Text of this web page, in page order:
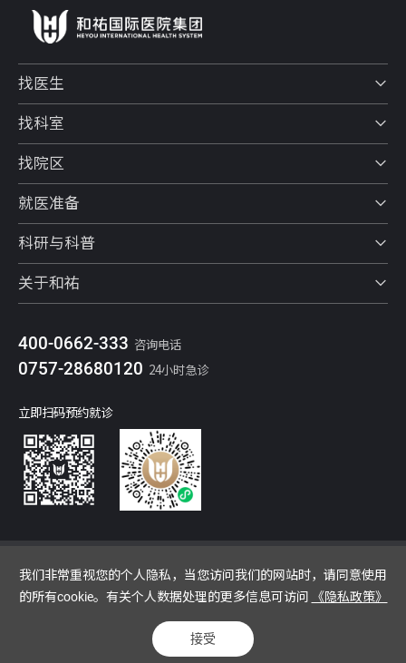
我们非常重视您的个人隐私，当您访问我们的网站时，请同意使用
的所有cookie。有关个人数据处理的更多信息可访问
《隐私政策》
接受
找医生
找科室
找院区
就医准备
科研与科普
关于和祐
400-0662-333 咨询电话
0757-28680120 24小时急诊
立即扫码预约就诊
Copyright O 2026 广东和祐国际医院管理集团有限公司 All Rights Reserved
粤ICP备2023069441号-1
Powered by Yongsy